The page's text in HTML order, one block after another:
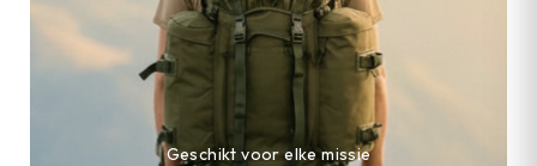
Geschikt voor elke missie